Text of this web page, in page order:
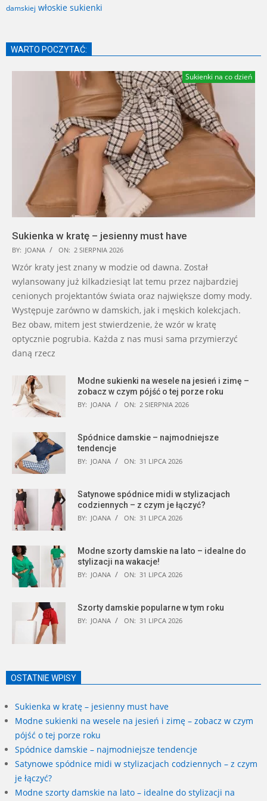
damskiej włoskie sukienki
WARTO POCZYTAĆ:
Sukienki na co dzień
Sukienka w kratę – jesienny must have
BY: JOANA ON: 2 SIERPNIA 2026
Wzór kraty jest znany w modzie od dawna. Został
wylansowany już kilkadziesiąt lat temu przez najbardziej
cenionych projektantów świata oraz największe domy mody.
Występuje zarówno w damskich, jak i męskich kolekcjach.
Bez obaw, mitem jest stwierdzenie, że wzór w kratę
optycznie pogrubia. Każda z nas musi sama przymierzyć
daną rzecz
Modne sukienki na wesele na jesień i zimę –
zobacz w czym pójść o tej porze roku
BY: JOANA ON: 2 SIERPNIA 2026
Spódnice damskie – najmodniejsze
tendencje
BY: JOANA ON: 31 LIPCA 2026
Satynowe spódnice midi w stylizacjach
codziennych – z czym je łączyć?
BY: JOANA ON: 31 LIPCA 2026
Modne szorty damskie na lato – idealne do
stylizacji na wakacje!
BY: JOANA ON: 31 LIPCA 2026
Szorty damskie popularne w tym roku
BY: JOANA ON: 31 LIPCA 2026
OSTATNIE WPISY
Sukienka w kratę – jesienny must have
Modne sukienki na wesele na jesień i zimę – zobacz w czym
pójść o tej porze roku
Spódnice damskie – najmodniejsze tendencje
Satynowe spódnice midi w stylizacjach codziennych – z czym
je łączyć?
Modne szorty damskie na lato – idealne do stylizacji na